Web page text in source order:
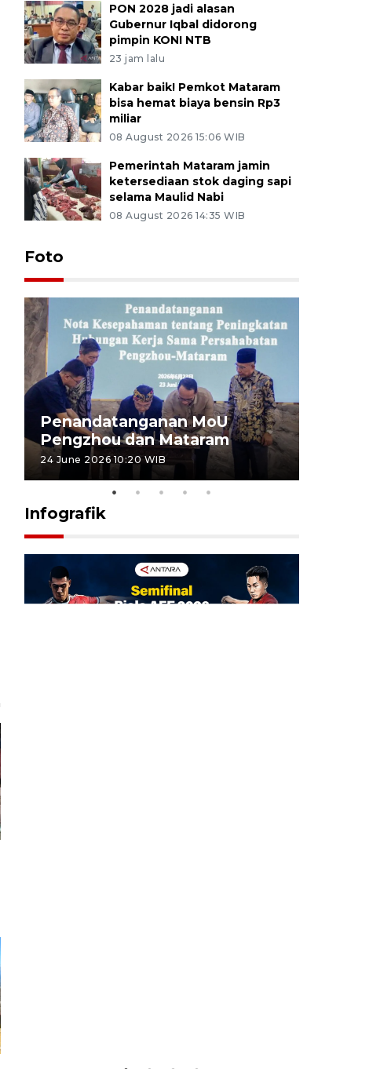
PON 2028 jadi alasan
Gubernur Iqbal didorong
pimpin KONI NTB
23 jam lalu
Kabar baik! Pemkot Mataram
bisa hemat biaya bensin Rp3
miliar
08 August 2026 15:06 WIB
Pemerintah Mataram jamin
ketersediaan stok daging sapi
selama Maulid Nabi
08 August 2026 14:35 WIB
Foto
Penandatanganan MoU
Pengzhou dan Mataram
24 June 2026 10:20 WIB
Infografik